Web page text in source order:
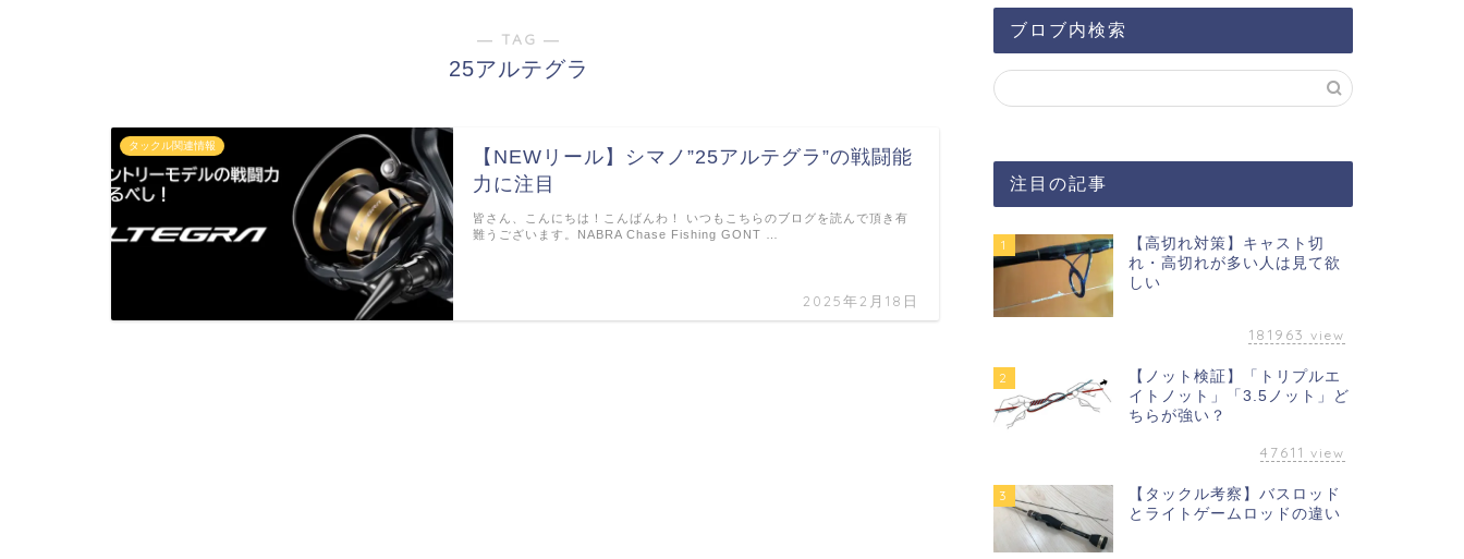
― TAG ―
25アルテグラ
タックル関連情報
【NEWリール】シマノ”25アルテグラ”の戦闘能
力に注目
2025年2月18日
皆さん、こんにちは！こんばんわ！ いつもこちらのブログを読んで頂き有
難うございます。NABRA Chase Fishing GONT …
ブロブ内検索
注目の記事
1
【高切れ対策】キャスト切
れ・高切れが多い人は見て欲
しい
181963 view
2
【ノット検証】「トリプルエ
イトノット」「3.5ノット」ど
ちらが強い？
47611 view
3
【タックル考察】バスロッド
とライトゲームロッドの違い